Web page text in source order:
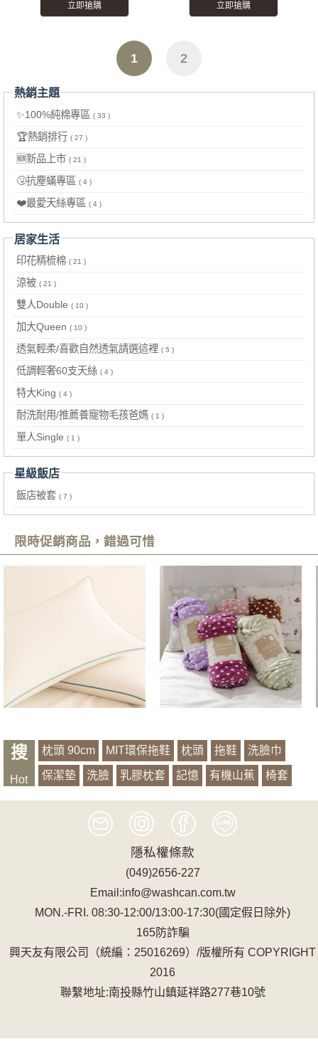
立即搶購 立即搶購
1 2
熱銷主題
✨100%純棉專區 ( 33 )
🏆熱銷排行 ( 27 )
🆕新品上市 ( 21 )
🤧抗塵蟎專區 ( 4 )
❤️最愛天絲專區 ( 4 )
居家生活
印花精梳棉 ( 21 )
涼被 ( 21 )
雙人Double ( 10 )
加大Queen ( 10 )
透氣輕柔/喜歡自然透氣請選這裡 ( 5 )
低調輕奢60支天絲 ( 4 )
特大King ( 4 )
耐洗耐用/推薦養寵物毛孩爸媽 ( 1 )
單人Single ( 1 )
星級飯店
飯店被套 ( 7 )
限時促銷商品，錯過可惜
搜
Hot
枕頭 90cm MIT環保拖鞋 枕頭 拖鞋 洗臉巾
保潔墊 洗臉 乳膠枕套 記憶 有機山蕉 椅套
萱銀 浴袍
隱私權條款
(049)2656-227
Email:info@washcan.com.tw
MON.-FRI. 08:30-12:00/13:00-17:30(國定假日除外)
165防詐騙
興天友有限公司（統編：25016269）/版權所有 COPYRIGHT
2016
聯繫地址:南投縣竹山鎮延祥路277巷10號